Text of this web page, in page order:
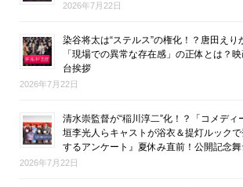
2026年7月22日
染谷将太は“ステルス”の権化！？唐田え
「現場での異常な存在感」の正体とは？
台挨拶
2026年7月22日
清水崇監督が“稲川淳二”化！？「コメディ
垣李光人らキャストが浴衣＆提灯ルック
するアンケート』夏休み直前！公開記念
2026年7月22日